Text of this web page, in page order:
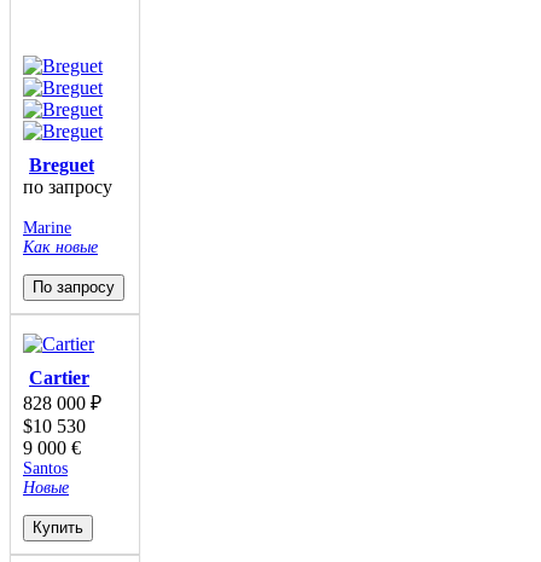
Breguet
по запросу
Marine
Как новые
По запросу
Cartier
828 000 ₽
$10 530
9 000 €
Santos
Новые
Купить